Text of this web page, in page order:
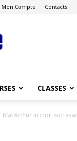
Mon Compte Contacts
CLASSES
MacArthur accroit son